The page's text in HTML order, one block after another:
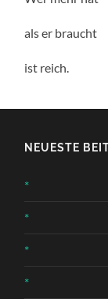
als er braucht
ist reich.
NEUESTE
*
*
*
*